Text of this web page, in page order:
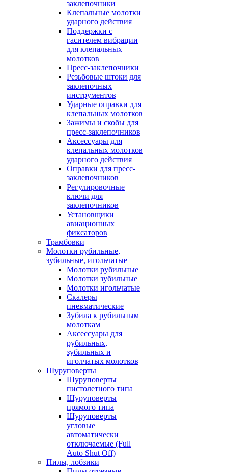
заклепочники
Клепальные молотки
ударного действия
Поддержки с
гасителем вибрации
для клепальных
молотков
Пресс-заклепочники
Резьбовые штоки для
заклепочных
инструментов
Ударные оправки для
клепальных молотков
Зажимы и скобы для
пресс-заклепочников
Аксессуары для
клепальных молотков
ударного действия
Оправки для пресс-
заклепочников
Регулировочные
ключи для
заклепочников
Установщики
авиационных
фиксаторов
Трамбовки
Молотки рубильные,
зубильные, игольчатые
Молотки рубильные
Молотки зубильные
Молотки игольчатые
Скалеры
пневматические
Зубила к рубильным
молоткам
Аксессуары для
рубильных,
зубильных и
иголчатых молотков
Шуруповерты
Шуруповерты
пистолетного типа
Шуруповерты
прямого типа
Шуруповерты
угловые
автоматически
отключаемые (Full
Auto Shut Off)
Пилы, лобзики